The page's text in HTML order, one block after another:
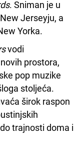
. Sniman je u
Jerseyju, a
Yorka.
vodi
prostora,
pop muzike
stoljeća.
širok raspon
trajnosti doma i